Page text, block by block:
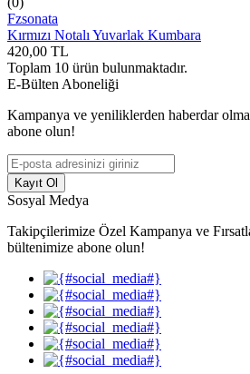
Fzsonata
Kırmızı Notalı Yuvarlak Kumbara
420,00 TL
Toplam 10 ürün bulunmaktadır.
E-Bülten Aboneliği
Kampanya ve yeniliklerden haberdar
abone olun!
Kayıt Ol
Sosyal Medya
Takipçilerimize Özel Kampanya ve
bültenimize abone olun!